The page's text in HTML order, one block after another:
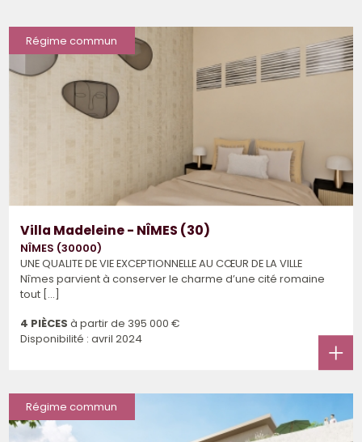
Régime commun
Villa Madeleine - NÎMES (30)
NÎMES (30000)
UNE QUALITE DE VIE EXCEPTIONNELLE AU CŒUR DE LA VILLE
Nîmes parvient à conserver le charme d’une cité romaine
tout [...]
4 PIÈCES à partir de 395 000 €
Disponibilité : avril 2024
Régime commun